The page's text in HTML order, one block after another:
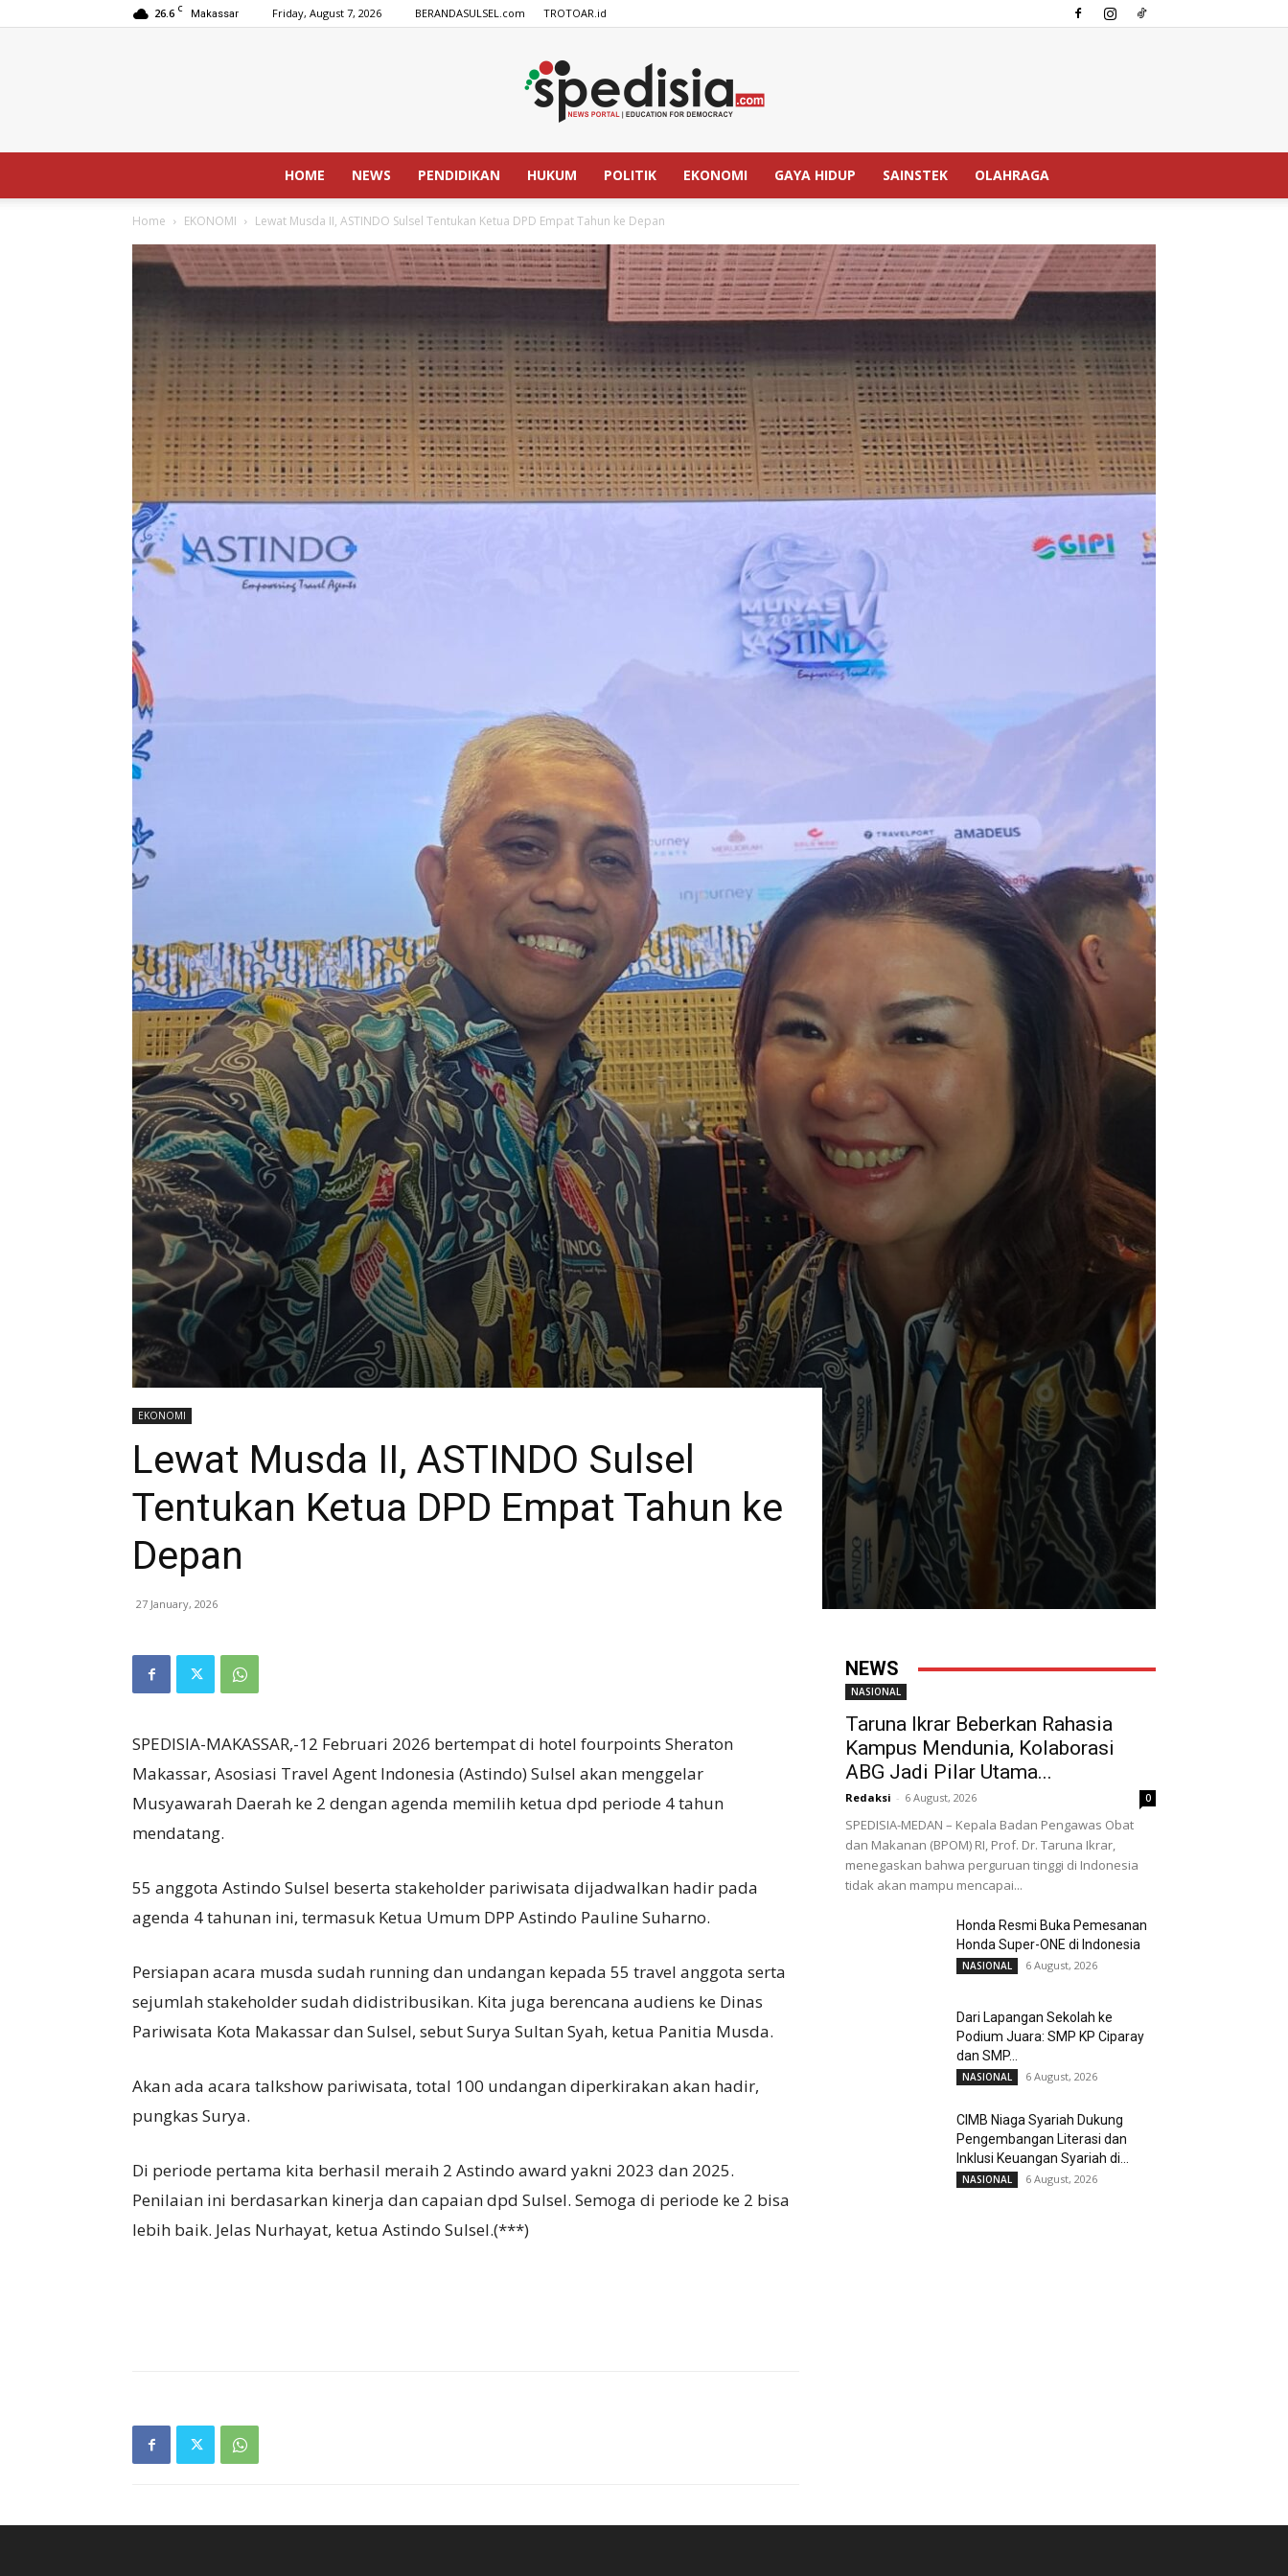
26.6 C Makassar Friday, August 7, 2026 BERANDASULSEL.com TROTOAR.id
SPEDISIA.com
HOME NEWS PENDIDIKAN HUKUM POLITIK EKONOMI GAYA HIDUP SAINSTEK OLAHRAGA
Home EKONOMI Lewat Musda II, ASTINDO Sulsel Tentukan Ketua DPD Empat Tahun ke Depan
EKONOMI
Lewat Musda II, ASTINDO Sulsel
Tentukan Ketua DPD Empat Tahun ke
Depan
27 January, 2026
SPEDISIA-MAKASSAR,-12 Februari 2026 bertempat di hotel fourpoints Sheraton
Makassar, Asosiasi Travel Agent Indonesia (Astindo) Sulsel akan menggelar
Musyawarah Daerah ke 2 dengan agenda memilih ketua dpd periode 4 tahun
mendatang.
55 anggota Astindo Sulsel beserta stakeholder pariwisata dijadwalkan hadir pada
agenda 4 tahunan ini, termasuk Ketua Umum DPP Astindo Pauline Suharno.
Persiapan acara musda sudah running dan undangan kepada 55 travel anggota serta
sejumlah stakeholder sudah didistribusikan. Kita juga berencana audiens ke Dinas
Pariwisata Kota Makassar dan Sulsel, sebut Surya Sultan Syah, ketua Panitia Musda.
Akan ada acara talkshow pariwisata, total 100 undangan diperkirakan akan hadir,
pungkas Surya.
Di periode pertama kita berhasil meraih 2 Astindo award yakni 2023 dan 2025.
Penilaian ini berdasarkan kinerja dan capaian dpd Sulsel. Semoga di periode ke 2 bisa
lebih baik. Jelas Nurhayat, ketua Astindo Sulsel.(***)
NEWS
NASIONAL
Taruna Ikrar Beberkan Rahasia
Kampus Mendunia, Kolaborasi
ABG Jadi Pilar Utama...
Redaksi - 6 August, 2026 0
SPEDISIA-MEDAN – Kepala Badan Pengawas Obat
dan Makanan (BPOM) RI, Prof. Dr. Taruna Ikrar,
menegaskan bahwa perguruan tinggi di Indonesia
tidak akan mampu mencapai...
Honda Resmi Buka Pemesanan
Honda Super-ONE di Indonesia
NASIONAL 6 August, 2026
Dari Lapangan Sekolah ke
Podium Juara: SMP KP Ciparay
dan SMP...
NASIONAL 6 August, 2026
CIMB Niaga Syariah Dukung
Pengembangan Literasi dan
Inklusi Keuangan Syariah di...
NASIONAL 6 August, 2026